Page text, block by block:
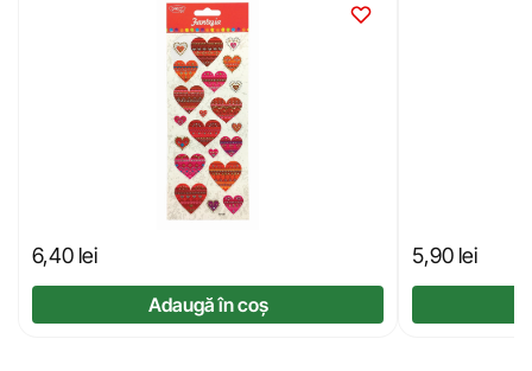
6,40 lei
Adaugă în coș
5,90 lei